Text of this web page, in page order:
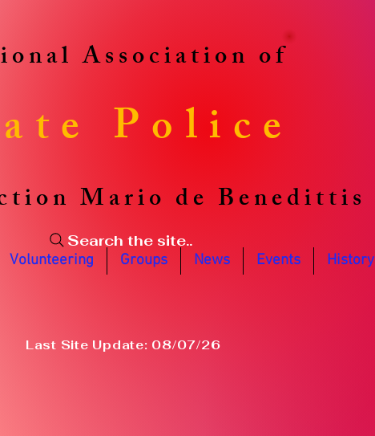
Association of
Police
Mario de Benedittis
Search the site..
Last Site Update: 08/07/26
Volunteering Groups News Events History